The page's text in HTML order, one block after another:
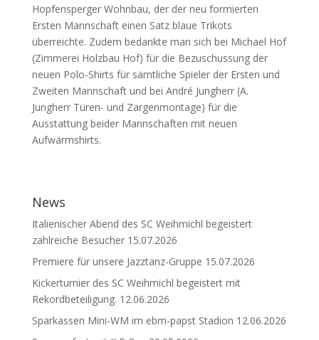
Hopfensperger Wohnbau, der der neu formierten
Ersten Mannschaft einen Satz blaue Trikots
überreichte. Zudem bedankte man sich bei Michael Hof
(Zimmerei Holzbau Hof) für die Bezuschussung der
neuen Polo-Shirts für sämtliche Spieler der Ersten und
Zweiten Mannschaft und bei André Jungherr (A.
Jungherr Türen- und Zargenmontage) für die
Ausstattung beider Mannschaften mit neuen
Aufwärmshirts.
News
Italienischer Abend des SC Weihmichl begeistert
zahlreiche Besucher 15.07.2026
Premiere für unsere Jazztanz-Gruppe 15.07.2026
Kickerturnier des SC Weihmichl begeistert mit
Rekordbeteiligung. 12.06.2026
Sparkassen Mini-WM im ebm-papst Stadion 12.06.2026